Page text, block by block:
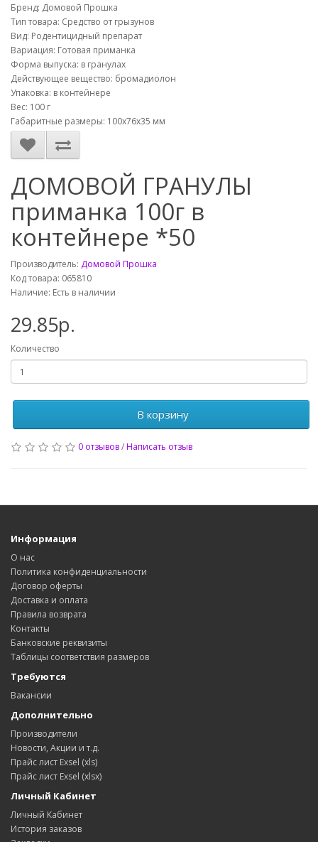
Бренд: Домовой Прошка
Тип товара: Средство от грызунов
Вид: Родентицидный препарат
Вариация: Готовая приманка
Форма выпуска: в гранулах
Действующее вещество: бромадиолон
Упаковка: в контейнере
Вес: 100 г
Габаритные размеры: 100х76х35 мм
ДОМОВОЙ ГРАНУЛЫ
приманка 100г в
контейнере *50
Производитель: Домовой Прошка
Код товара: 065810
Наличие: Есть в наличии
29.85р.
Количество
В корзину
0 отзывов/Написать отзыв
Информация
О нас
Политика конфиденциальности
Договор оферты
Доставка и оплата
Правила возврата
Контакты
Банковские реквизиты
Таблицы соответствия размеров
Требуются
Вакансии
Дополнительно
Производители
Новости, Акции и т.д.
Прайс лист Exsel (xls)
Прайс лист Exsel (xlsx)
Личный Кабинет
Личный Кабинет
История заказов